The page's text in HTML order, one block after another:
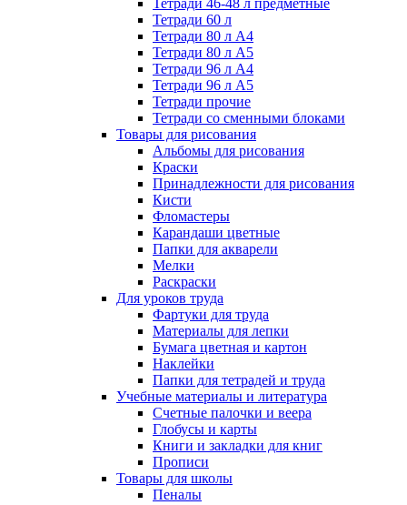
Тетради 46-48 л предметные
Тетради 60 л
Тетради 80 л А4
Тетради 80 л А5
Тетради 96 л А4
Тетради 96 л А5
Тетради прочие
Тетради со сменными блоками
Товары для рисования
Альбомы для рисования
Краски
Принадлежности для рисования
Кисти
Фломастеры
Карандаши цветные
Папки для акварели
Мелки
Раскраски
Для уроков труда
Фартуки для труда
Материалы для лепки
Бумага цветная и картон
Наклейки
Папки для тетрадей и труда
Учебные материалы и литература
Счетные палочки и веера
Глобусы и карты
Книги и закладки для книг
Прописи
Товары для школы
Пеналы